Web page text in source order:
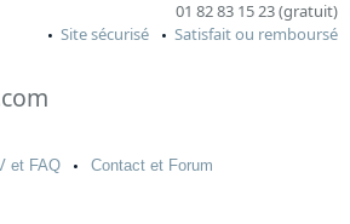
01 82 83 15 23 (gratuit)
Site sécurisé
Satisfait ou remboursé
et FAQ Contactet Forum